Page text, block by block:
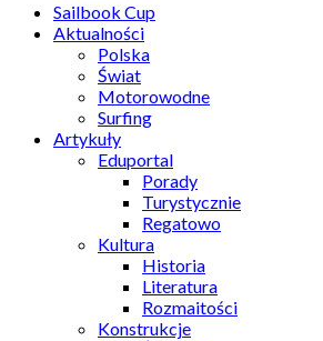
Sailbook Cup
Aktualności
Polska
Świat
Motorowodne
Surfing
Artykuły
Eduportal
Porady
Turystycznie
Regatowo
Kultura
Historia
Literatura
Rozmaitości
Konstrukcje